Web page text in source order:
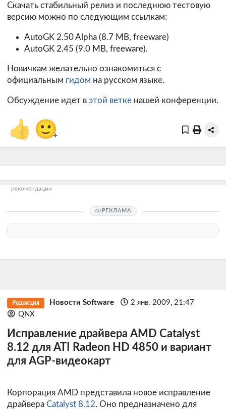
Скачать стабильный релиз и последнюю тестовую
версию можно по следующим ссылкам:
AutoGK 2.50 Alpha(8.7 MB, freeware)
AutoGK 2.45 (9.0 MB, freeware).
Новичкам желательно ознакомиться с
официальным гидом на русском языке.
Обсуждение идет в этой ветке нашей конференции.
👍 🙂+
рекомендации
РЕКЛАМА
Редакция Новости Software
2 янв. 2009, 21:47
QNX
Исправление драйвера AMD Catalyst
8.12 для ATI Radeon HD 4850 и вариант
для AGP-видеокарт
Корпорация AMD представила новое исправление
драйвера Catalyst 8.12. Оно предназначено для